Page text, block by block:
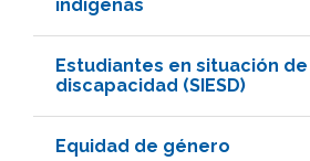
indígenas
Estudiantes en situación de
discapacidad (SIESD)
Equidad de género